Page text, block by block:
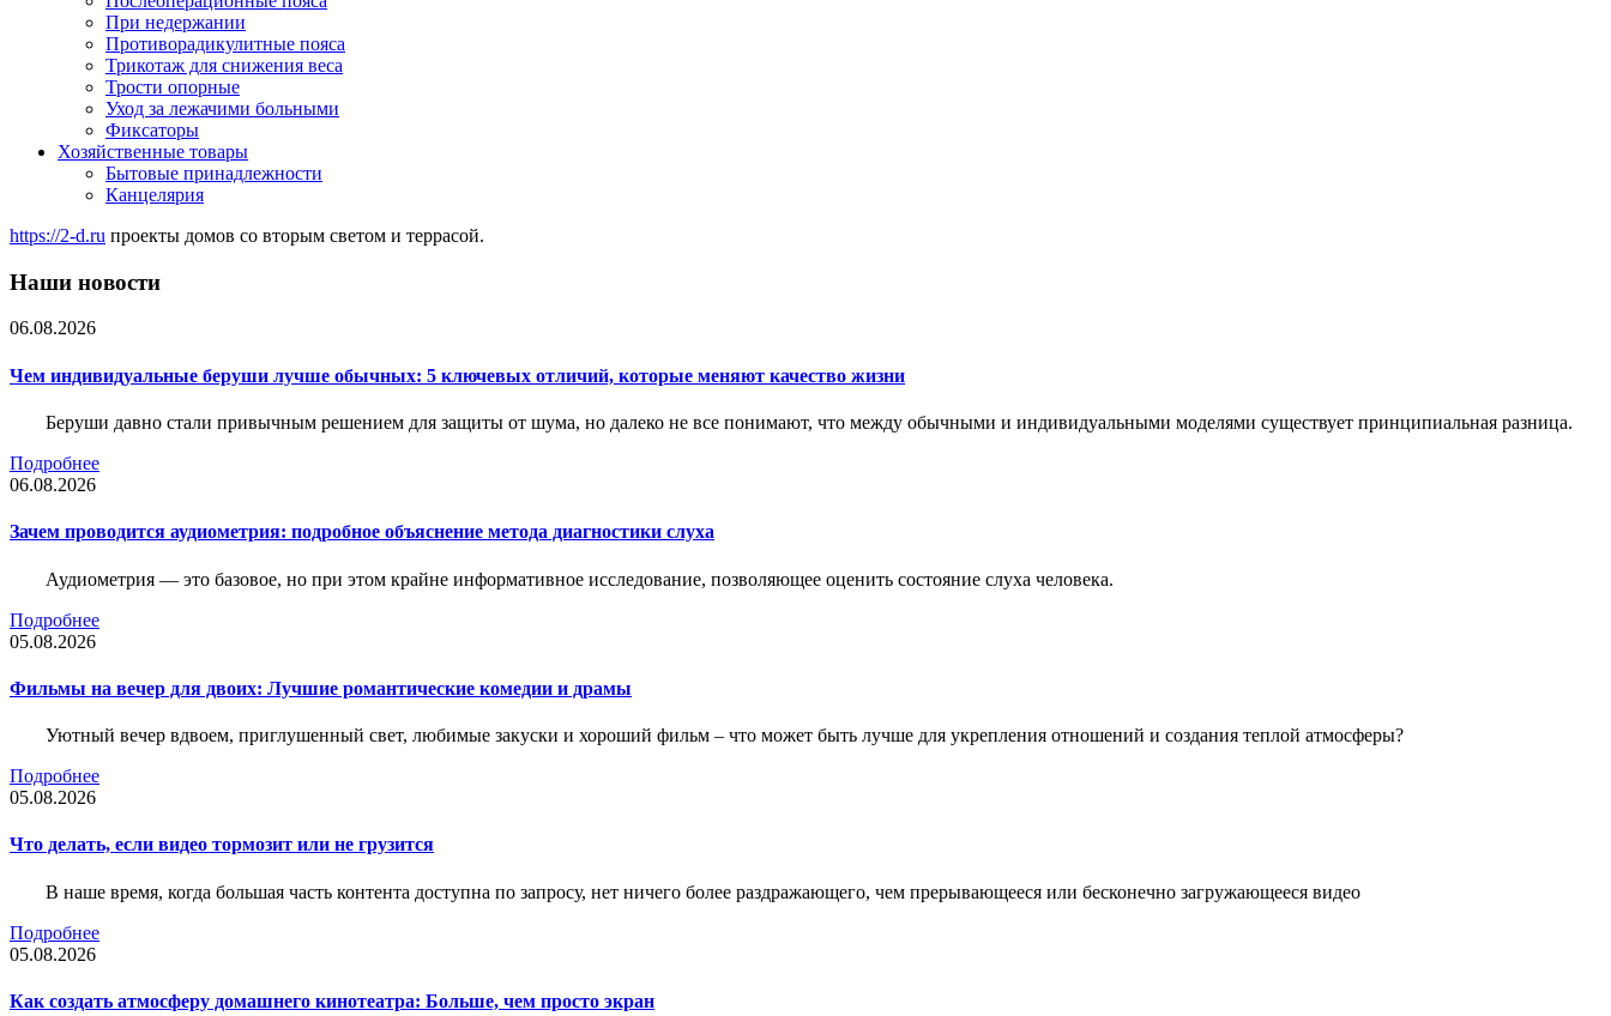
При недержании
Противорадикулитные пояса
Трикотаж для снижения веса
Трости опорные
Уход за лежачими больными
Фиксаторы
Хозяйственные товары
Бытовые принадлежности
Канцелярия
https://2-d.ru проекты домов со вторым светом и террасой.
Наши новости
06.08.2026
Чем индивидуальные беруши лучше обычных: 5 ключевых отличий, которые меняют качество жизни
Беруши давно стали привычным решением для защиты от шума, но далеко не все понимают, что между обычными и индивидуальными моделями существует принципиальная разница.
Подробнее
06.08.2026
Зачем проводится аудиометрия: подробное объяснение метода диагностики слуха
Аудиометрия — это базовое, но при этом крайне информативное исследование, позволяющее оценить состояние слуха человека.
Подробнее
05.08.2026
Фильмы на вечер для двоих: Лучшие романтические комедии и драмы
Уютный вечер вдвоем, приглушенный свет, любимые закуски и хороший фильм – что может быть лучше для укрепления отношений и создания теплой атмосферы?
Подробнее
05.08.2026
Что делать, если видео тормозит или не грузится
В наше время, когда большая часть контента доступна по запросу, нет ничего более раздражающего, чем прерывающееся или бесконечно загружающееся видео
Подробнее
05.08.2026
Как создать атмосферу домашнего кинотеатра: Больше, чем просто экран